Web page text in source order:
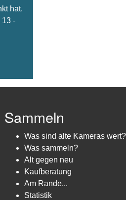
hat.
13 -
Sammeln
Was sind alte Kameras wert?
Was sammeln?
Alt gegen neu
Kaufberatung
Am Rande...
Statistik